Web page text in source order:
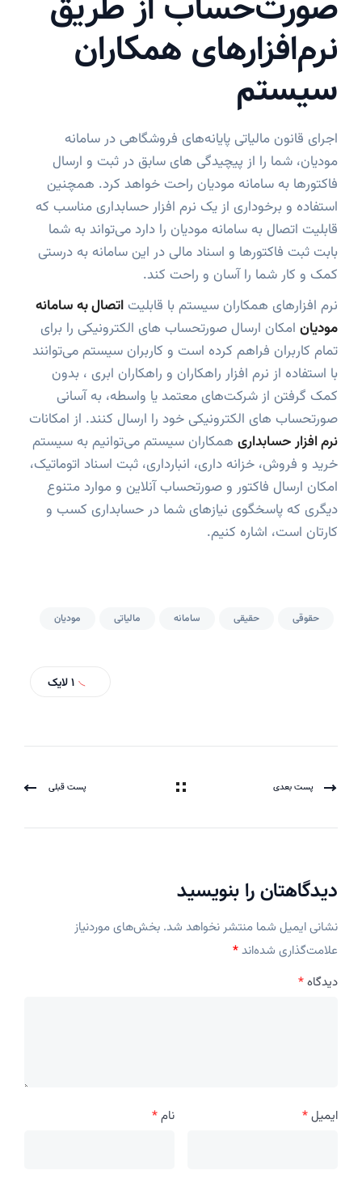
نرم‌افزارهای همکاران
سیستم
اجرای قانون مالیاتی پایانه‌های فروشگاهی در سامانه
مودیان، شما را از پیچیدگی های سابق در ثبت و ارسال
فاکتورها به سامانه مودیان راحت خواهد کرد. همچنین
استفاده و برخوداری از یک نرم افزار حسابداری مناسب که
قابلیت اتصال به سامانه مودیان را دارد می‌تواند به شما
بابت ثبت فاکتورها و اسناد مالی در این سامانه به درستی
کمک و کار شما را آسان و راحت کند.
نرم افزارهای همکاران سیستم با قابلیت اتصال بهسامانه
مودیان امکان ارسال صورتحساب های الکترونیکی را برای
تمام کاربران فراهم کرده است و کاربران سیستم می‌توانند
با استفاده از نرم افزار راهکاران و راهکاران ابری ، بدون
کمک گرفتن از شرکت‌های معتمد یا واسطه، به آسانی
صورتحساب های الکترونیکی خود را ارسال کنند. از امکانات
نرم افزار حسابداری همکاران سیستم می‌توانیم به سیستم
خرید و فروش، خزانه داری، انبارداری، ثبت اسناد اتوماتیک،
امکان ارسال فاکتور و صورتحساب آنلاین و موارد متنوع
دیگری که پاسخگوی نیازهای شما در حسابداری کسب و
کارتان است، اشاره کنیم.
حقوقی حقیقی سامانه مالیاتی مودیان
1لایک
پست قبلی پست بعدی
دیدگاهتان را بنویسید
نشانی ایمیل شما منتشر نخواهد شد. بخش‌های موردنیاز
علامت‌گذاری شده‌اند*
دیدگاه*
نام* ایمیل*